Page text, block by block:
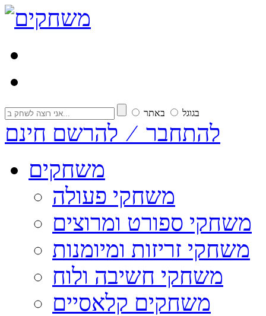
בגוגל באתר
להתחבר ⁄ להרשם חינם
משחקים
משחקי פעולה
משחקי ספורט ומרוצים
משחקי זריזות ומיומנות
משחקי חשיבה ולוח
משחקים קלאסיים